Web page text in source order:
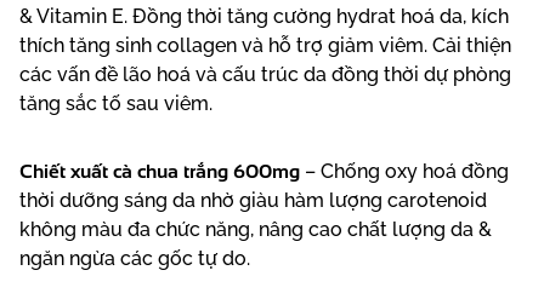
& Vitamin E. Đồng thời tăng cường hydrat hoá da, kích
thích tăng sinh collagen và hỗ trợ giảm viêm. Cải thiện
các vấn đề lão hoá và cấu trúc da đồng thời dự phòng
tăng sắc tố sau viêm.
Chiết xuất cà chua trắng 600mg – Chống oxy hoá đồng
thời dưỡng sáng da nhờ giàu hàm lượng carotenoid
không màu đa chức năng, nâng cao chất lượng da &
ngăn ngừa các gốc tự do.